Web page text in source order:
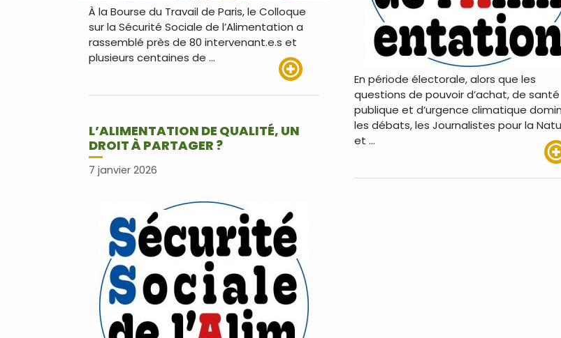
À la Bourse du Travail de Paris, le Colloque
sur la Sécurité Sociale de l’Alimentation a
rassemblé près de 80 intervenant.e.s et
plusieurs centaines de …
En période électorale, alors que les
questions de pouvoir d’achat, de santé
publique et d’urgence climatique
les débats, les Journalistes pour la
et …
L’ALIMENTATION DE QUALITÉ, UN
DROIT À PARTAGER ?
7 janvier 2026